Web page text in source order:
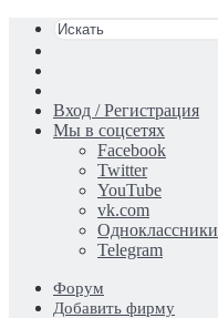
статья
Вход / Регистрация
Мы в соцсетях
Facebook
Twitter
YouTube
vk.com
Одноклассники
Telegram
Форум
Добавить фирму